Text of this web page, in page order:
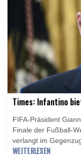
Times: Infantino
FIFA-Präsident
Finale der Fußball-
verlangt im
Blatt im Machtkampf
WEITERLESEN